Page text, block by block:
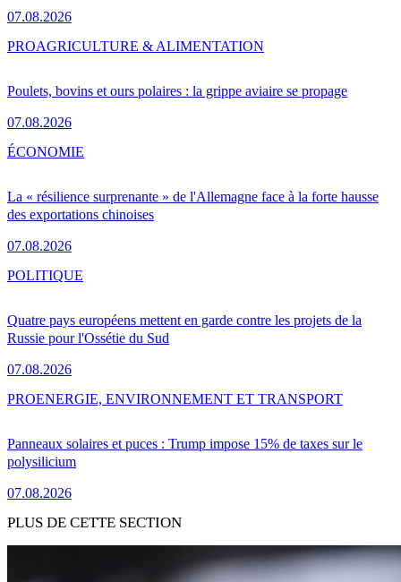
07.08.2026
Poulets, bovins et ours polaires : la grippe aviaire se propage
07.08.2026
PROAGRICULTURE & ALIMENTATION
La « résilience surprenante » de l'Allemagne face à la forte hausse
des exportations chinoises
07.08.2026
ÉCONOMIE
Quatre pays européens mettent en garde contre les projets de la
Russie pour l'Ossétie du Sud
07.08.2026
POLITIQUE
Panneaux solaires et puces : Trump impose 15% de taxes sur le
polysilicium
07.08.2026
PROENERGIE, ENVIRONNEMENT ET TRANSPORT
PLUS DE CETTE SECTION